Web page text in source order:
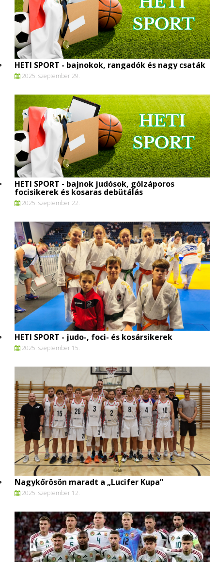
HETI SPORT - bajnokok, rangadók és nagy csaták
2025. szeptember 29.
HETI SPORT - bajnok judósok, gólzáporos
focisikerek és kosaras debütálás
2025. szeptember 22.
HETI SPORT - judo-, foci- és kosársikerek
2025. szeptember 15.
Nagykőrösön maradt a „Lucifer Kupa”
2025. szeptember 12.